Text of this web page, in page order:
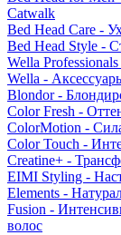
Catwalk
Bed Head Care -
Bed Head Style -
Wella
Wella -
Blondor -
Color Fresh -
ColorMotion -
Color Touch -
Creatine+ -
EIMI Styling -
Elements -
Fusion -
волос